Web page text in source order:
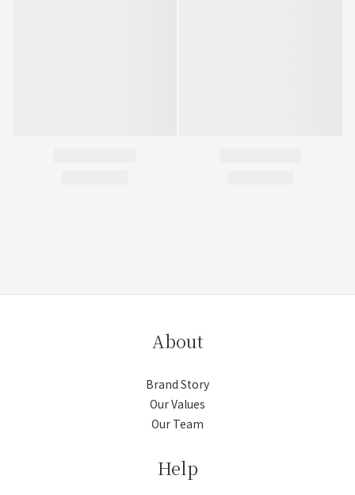
About
Brand Story
Our Values
Our Team
Help